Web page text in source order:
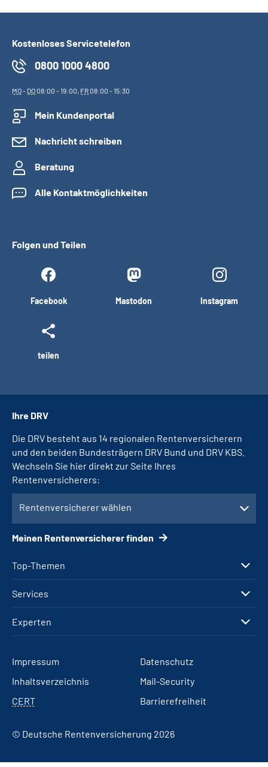
Kostenloses Servicetelefon
0800 1000 4800
MO- DO08:00 - 19:00, FR08:00 - 15:30
Mein Kundenportal
Nachricht schreiben
Beratung
Alle Kontaktmöglichkeiten
Folgen und Teilen
Facebook Mastodon Instagram
teilen
Top-Themen
Services
Experten
Ihre DRV
Die DRV besteht aus 14 regionalen Rentenversicherern
und den beiden Bundesträgern DRV Bund und DRV KBS.
Wechseln Sie hier direkt zur Seite Ihres
Rentenversicherers:
Rentenversicherer wählen
Meinen Rentenversicherer finden
Impressum
Datenschutz
Inhaltsverzeichnis
Mail-Security
CERT
Barrierefreiheit
© Deutsche Rentenversicherung 2026